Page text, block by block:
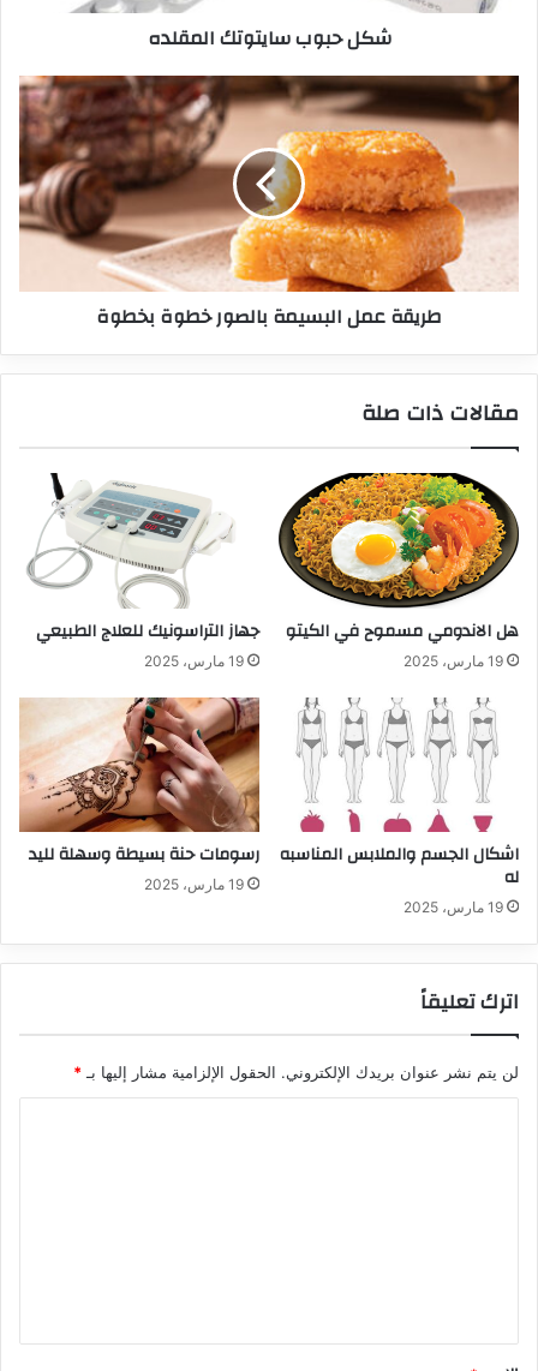
شكل حبوب سايتوتك المقلده
طريقة عمل البسيمة بالصور خطوة بخطوة
مقالات ذات صلة
هل الاندومي مسموح في الكيتو
19 مارس، 2025
جهاز التراسونيك للعلاج الطبيعي
19 مارس، 2025
اشكال الجسم والملابس المناسبه
له
19 مارس، 2025
رسومات حنة بسيطة وسهلة لليد
19 مارس، 2025
اترك تعليقاً
لن يتم نشر عنوان بريدك الإلكتروني. الحقول الإلزامية مشار إليها بـ*